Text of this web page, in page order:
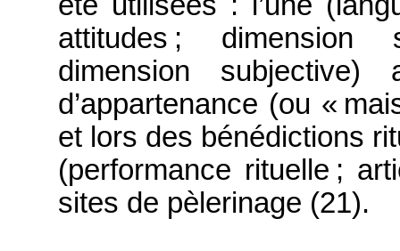
attitudes ; dimension
dimension subjective)
d’appartenance (ou «
et lors des bénédictions
(performance rituelle ;
sites de pèlerinage (21).